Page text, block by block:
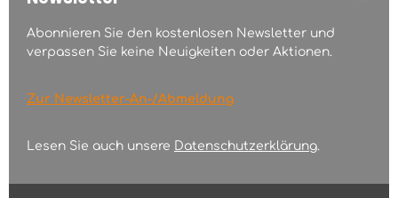
Abonnieren Sie den kostenlosen Newsletter und
verpassen Sie keine Neuigkeiten oder Aktionen.
Zur Newsletter-An-/Abmeldung
Lesen Sie auch unsere Datenschutzerklärung.